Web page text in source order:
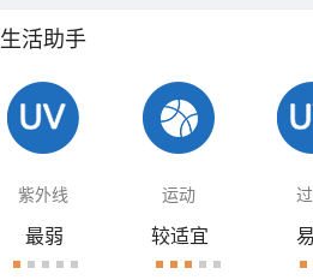
生活助手
紫外线 运动
最弱 较适宜